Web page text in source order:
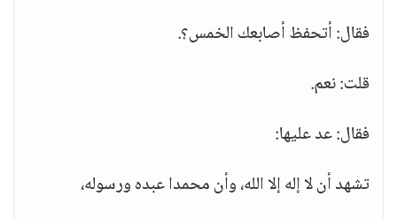
فقال: أتحفظ أصابعك الخمس؟.
قلت: نعم.
فقال: عد عليها:
تشهد أن لا إله إلا الله، وأن محمدا عبده ورسوله،